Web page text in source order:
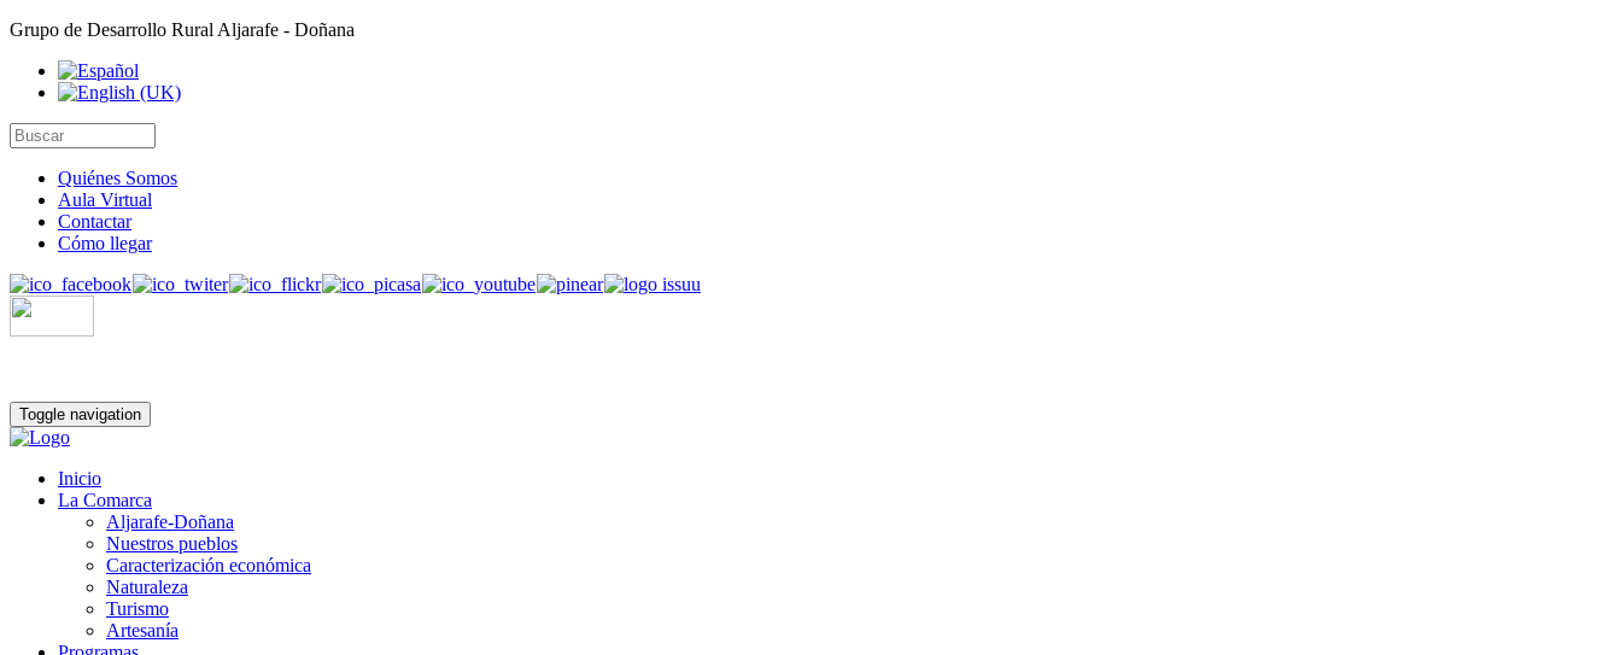
Grupo de Desarrollo Rural Aljarafe - Doñana
Quiénes Somos
Aula Virtual
Contactar
Cómo llegar
Toggle navigation
Inicio
La Comarca
Aljarafe-Doñana
Nuestros pueblos
Caracterización económica
Naturaleza
Turismo
Artesanía